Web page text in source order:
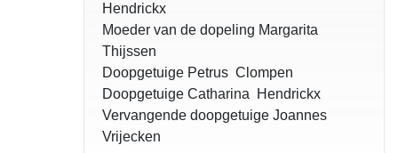
Hendrickx
Moeder van de dopeling Margarita
Thijssen
Doopgetuige Petrus Clompen
Doopgetuige Catharina Hendrickx
Vervangende doopgetuige Joannes
Vrijecken